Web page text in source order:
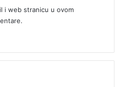
i web stranicu u ovom